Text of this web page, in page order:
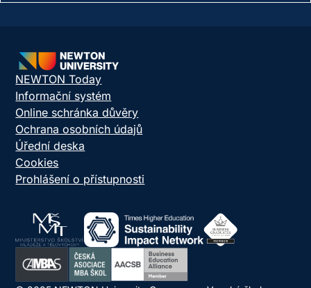
NEWTON Today
Informační systém
Online schránka důvěry
Ochrana osobních údajů
Úřední deska
Cookies
Prohlášení o přístupnosti